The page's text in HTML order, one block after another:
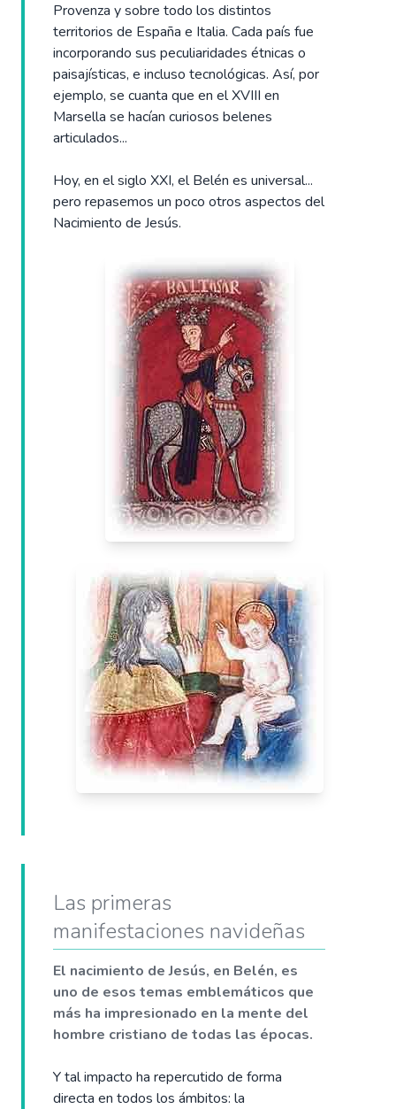
Provenza y sobre todo los distintos
territorios de España e Italia. Cada país fue
incorporando sus peculiaridades étnicas o
paisajísticas, e incluso tecnológicas. Así, por
ejemplo, se cuanta que en el XVIII en
Marsella se hacían curiosos belenes
articulados...
Hoy, en el siglo XXI, el Belén es universal...
pero repasemos un poco otros aspectos del
Nacimiento de Jesús.
Las primeras
manifestaciones navideñas
El nacimiento de Jesús, en Belén, es
uno de esos temas emblemáticos que
más ha impresionado en la mente del
hombre cristiano de todas las épocas.
Y tal impacto ha repercutido de forma
directa en todos los ámbitos: la